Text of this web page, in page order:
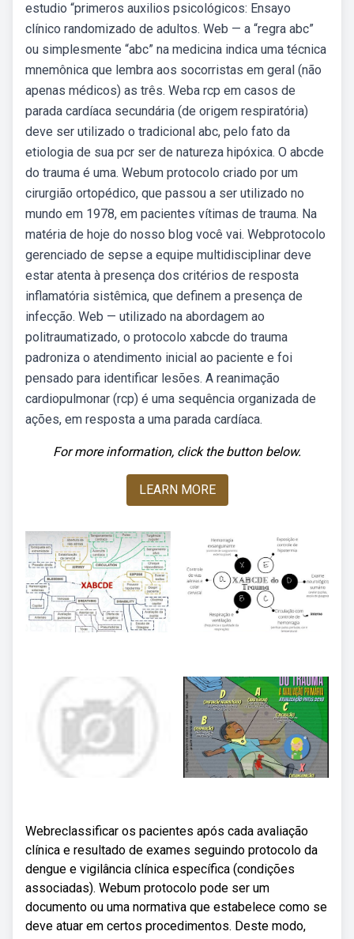
estudio “primeros auxilios psicológicos: Ensayo
clínico randomizado de adultos. Web — a “regra abc”
ou simplesmente “abc” na medicina indica uma técnica
mnemônica que lembra aos socorristas em geral (não
apenas médicos) as três. Weba rcp em casos de
parada cardíaca secundária (de origem respiratória)
deve ser utilizado o tradicional abc, pelo fato da
etiologia de sua pcr ser de natureza hipóxica. O abcde
do trauma é uma. Webum protocolo criado por um
cirurgião ortopédico, que passou a ser utilizado no
mundo em 1978, em pacientes vítimas de trauma. Na
matéria de hoje do nosso blog você vai. Webprotocolo
gerenciado de sepse a equipe multidisciplinar deve
estar atenta à presença dos critérios de resposta
inflamatória sistêmica, que definem a presença de
infecção. Web — utilizado na abordagem ao
politraumatizado, o protocolo xabcde do trauma
padroniza o atendimento inicial ao paciente e foi
pensado para identificar lesões. A reanimação
cardiopulmonar (rcp) é uma sequência organizada de
ações, em resposta a uma parada cardíaca.
For more information, click the button below.
LEARN MORE
Webreclassificar os pacientes após cada avaliação
clínica e resultado de exames seguindo protocolo da
dengue e vigilância clínica específica (condições
associadas). Webum protocolo pode ser um
documento ou uma normativa que estabelece como se
deve atuar em certos procedimentos. Deste modo,